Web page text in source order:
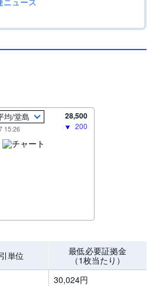
15:26
28,500
200
単位
最低必要証拠金
（1枚当たり）
30,024円